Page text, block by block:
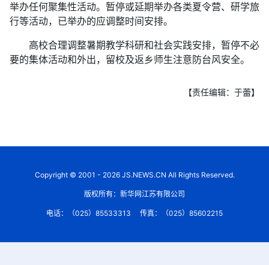
举办任何聚集性活动。暂停或延期举办各类夏令营、研学旅
行等活动，已举办的应调整时间安排。
高校合理调整暑期教学科研和社会实践安排，暂停不必
要的集体活动和外出，留校及返乡师生注意防台风安全。
【责任编辑：于蕾】
Copyright © 2001 - 2026 JS.NEWS.CN All Rights Reserved.
版权所有：新华网江苏有限公司
电话：（025）85533313 传真：（025）85602215